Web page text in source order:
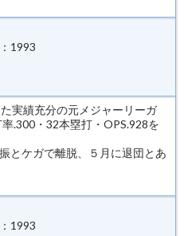
1993
実績充分の元メジャーリーガ
.300・32本塁打・OPS.928を
とケガで離脱、５月に退団とあ
1993